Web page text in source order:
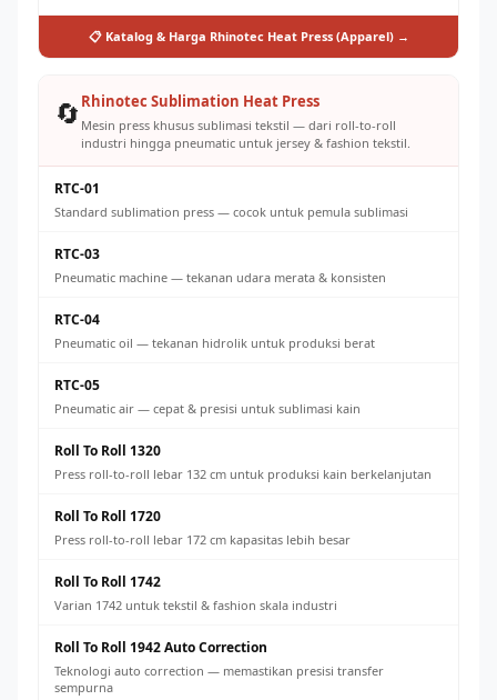
📋 Katalog & Harga Rhinotec Heat Press (Apparel) →
🔄 Rhinotec Sublimation Heat Press
Mesin press khusus sublimasi tekstil — dari roll-to-roll
industri hingga pneumatic untuk jersey & fashion tekstil.
RTC-01
Standard sublimation press — cocok untuk pemula sublimasi
RTC-03
Pneumatic machine — tekanan udara merata & konsisten
RTC-04
Pneumatic oil — tekanan hidrolik untuk produksi berat
RTC-05
Pneumatic air — cepat & presisi untuk sublimasi kain
Roll To Roll 1320
Press roll-to-roll lebar 132 cm untuk produksi kain berkelanjutan
Roll To Roll 1720
Press roll-to-roll lebar 172 cm kapasitas lebih besar
Roll To Roll 1742
Varian 1742 untuk tekstil & fashion skala industri
Roll To Roll 1942 Auto Correction
Teknologi auto correction — memastikan presisi transfer
sempurna